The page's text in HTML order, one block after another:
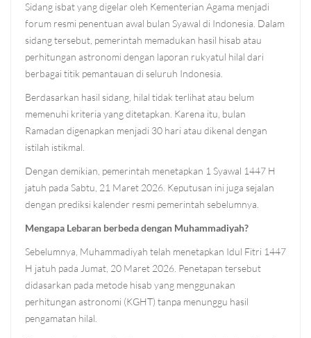
Sidang isbat yang digelar oleh Kementerian Agama menjadi
forum resmi penentuan awal bulan Syawal di Indonesia. Dalam
sidang tersebut, pemerintah memadukan hasil hisab atau
perhitungan astronomi dengan laporan rukyatul hilal dari
berbagai titik pemantauan di seluruh Indonesia.
Berdasarkan hasil sidang, hilal tidak terlihat atau belum
memenuhi kriteria yang ditetapkan. Karena itu, bulan
Ramadan digenapkan menjadi 30 hari atau dikenal dengan
istilah istikmal.
Dengan demikian, pemerintah menetapkan 1 Syawal 1447 H
jatuh pada Sabtu, 21 Maret 2026. Keputusan ini juga sejalan
dengan prediksi kalender resmi pemerintah sebelumnya.
Mengapa Lebaran berbeda dengan Muhammadiyah?
Sebelumnya, Muhammadiyah telah menetapkan Idul Fitri 1447
H jatuh pada Jumat, 20 Maret 2026. Penetapan tersebut
didasarkan pada metode hisab yang menggunakan
perhitungan astronomi (KGHT) tanpa menunggu hasil
pengamatan hilal.